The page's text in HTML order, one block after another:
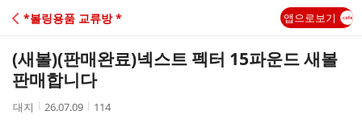
C
A
*볼링용품 교류방 * 앱으로보기
(새볼)(판매완료)넥스트 펙터 15파운드 새볼
판매합니다
작
대지
작
26.07.09
조
114